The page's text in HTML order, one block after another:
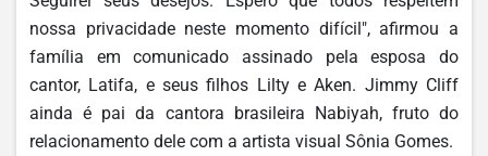
nossa privacidade neste momento difícil", afirmou a
família em comunicado assinado pela esposa do
cantor, Latifa, e seus filhos Lilty e Aken. Jimmy Cliff
ainda é pai da cantora brasileira Nabiyah, fruto do
relacionamento dele com a artista visual Sônia Gomes.